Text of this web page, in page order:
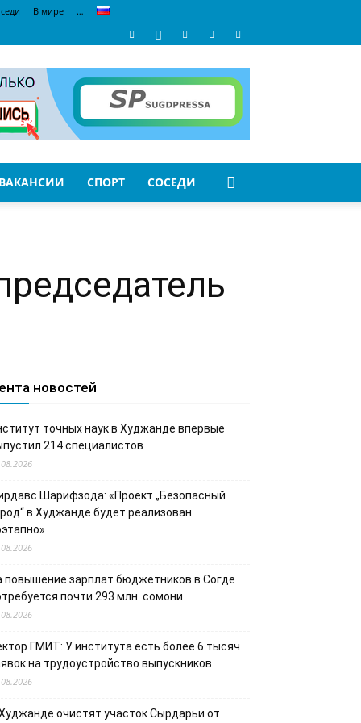
В мире …
ВАКАНСИИ СПОРТ СОСЕДИ
новостей
точных наук в Худжанде впервые
214 специалистов
Шарифзода: «Проект „Безопасный
в Худжанде будет реализован
повышение зарплат бюджетников в Согде
почти 293 млн. сомони
ГМИТ: У института есть более 6 тысяч
на трудоустройство выпускников
очистят участок Сырдарьи от